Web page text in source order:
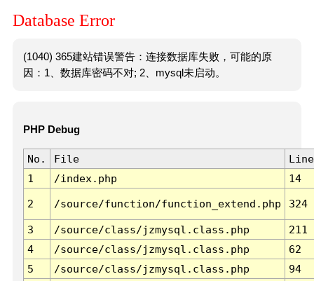
Database Error
(1040) 365建站错误警告：连接数据库失败，可能的原
因：1、数据库密码不对; 2、mysql未启动。
PHP Debug
No. File
Line
1
/index.php 14
2 /source/function/function_extend.php 324
3 /source/class/jzmysql.class.php
211
4
/source/class/jzmysql.class.php
62
5
/source/class/jzmysql.class.php
94